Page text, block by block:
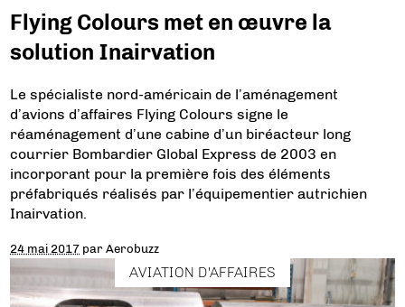
Flying Colours met en œuvre la
solution Inairvation
Le spécialiste nord-américain de l’aménagement
d’avions d’affaires Flying Colours signe le
réaménagement d’une cabine d’un biréacteur long
courrier Bombardier Global Express de 2003 en
incorporant pour la première fois des éléments
préfabriqués réalisés par l’équipementier autrichien
Inairvation.
24 mai 2017 parAerobuzz
AVIATION D'AFFAIRES